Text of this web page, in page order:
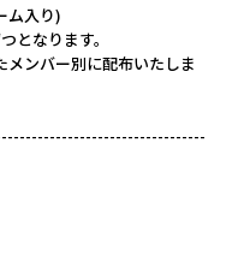
ム入り)
となります。
ンバー別に配布いたしま